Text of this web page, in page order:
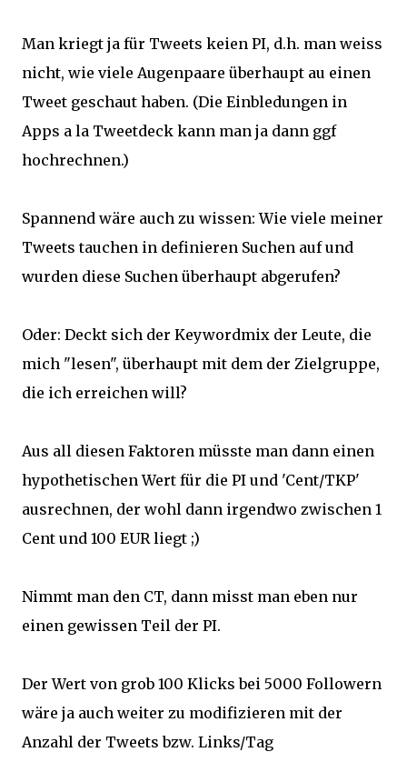
Man kriegt ja für Tweets keien PI, d.h. man weiss
nicht, wie viele Augenpaare überhaupt au einen
Tweet geschaut haben. (Die Einbledungen in
Apps a la Tweetdeck kann man ja dann ggf
hochrechnen.)
Spannend wäre auch zu wissen: Wie viele meiner
Tweets tauchen in definieren Suchen auf und
wurden diese Suchen überhaupt abgerufen?
Oder: Deckt sich der Keywordmix der Leute, die
mich "lesen", überhaupt mit dem der Zielgruppe,
die ich erreichen will?
Aus all diesen Faktoren müsste man dann einen
hypothetischen Wert für die PI und 'Cent/TKP'
ausrechnen, der wohl dann irgendwo zwischen 1
Cent und 100 EUR liegt ;)
Nimmt man den CT, dann misst man eben nur
einen gewissen Teil der PI.
Der Wert von grob 100 Klicks bei 5000 Followern
wäre ja auch weiter zu modifizieren mit der
Anzahl der Tweets bzw. Links/Tag